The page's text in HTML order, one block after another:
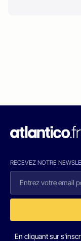
RECEVEZ NOTRE
En cliquant sur